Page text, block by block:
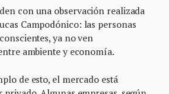
con una observación realizada
Campodónico: las personas
ya no ven
ambiente y economía.
de esto, el mercado está